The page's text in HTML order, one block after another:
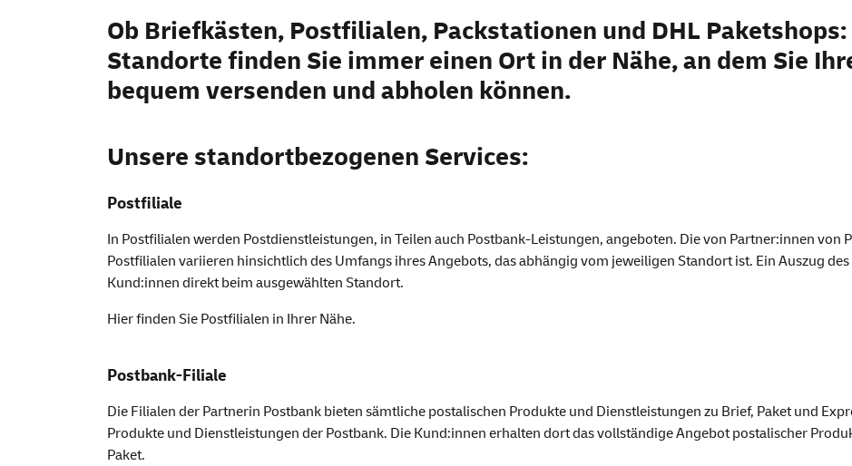
Ob Briefkästen, Postfilialen, Packstationen und DHL Paketshops
Standorte finden Sie immer einen Ort in der Nähe, an dem Sie
bequem versenden und abholen können.
Unsere standortbezogenen Services:
Postfiliale
In Postfilialen werden Postdienstleistungen, in Teilen auch Postbank-Leistungen, angeboten. Die von Partner:innen von
Postfilialen variieren hinsichtlich des Umfangs ihres Angebots, das abhängig vom jeweiligen Standort ist. Ein Auszug
Kund:innen direkt beim ausgewählten Standort.
Hier finden Sie Postfilialen in Ihrer Nähe.
Postbank-Filiale
Die Filialen der Partnerin Postbank bieten sämtliche postalischen Produkte und Dienstleistungen zu Brief, Paket und
Produkte und Dienstleistungen der Postbank. Die Kund:innen erhalten dort das vollständige Angebot postalischer
Paket.